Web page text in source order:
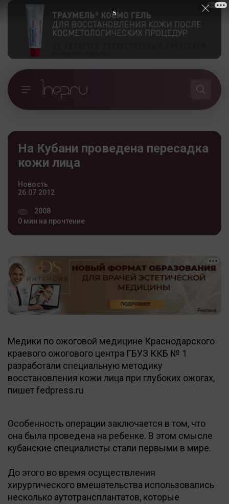
На Кубани проведена пересадка
кожи лица
Новость
26.07.2012
2008
0 мин на прочтение
Медики по ожоговой медицине Краснодарского
краевого ожогового центра ГБУЗ ККБ № 1
разработали специальную методику
восстановления кожи лица при глубоких ожогах,
пишет fedpress.ru
Особенность операции заключается в том, что
она была проведена на ребенке. В этом смысле
кубанские специалисты стали первыми в мире.
До этого во время осуществления
хирургического вмешательства использовались
несколько аутотрансплантатов, которые
5